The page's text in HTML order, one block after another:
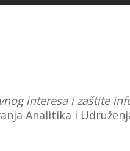
interesa i zaštite
Analitika i